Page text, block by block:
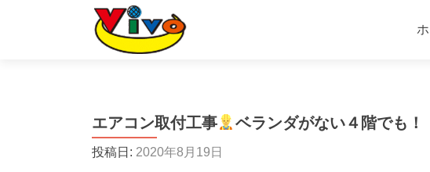
ン
ス
エアコン取付工事 ベランダがない４階でも！
投稿日: 2020年8月19日